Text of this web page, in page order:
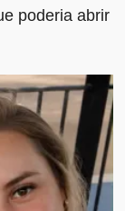
poderia abrir